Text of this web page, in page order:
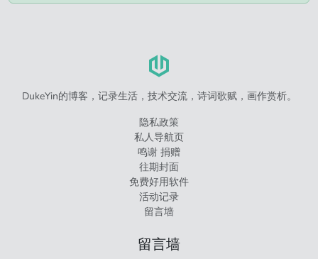
DukeYin的博客，记录生活，技术交流，诗词歌赋，画作赏析。
隐私政策
私人导航页
鸣谢 捐赠
往期封面
免费好用软件
活动记录
留言墙
留言墙